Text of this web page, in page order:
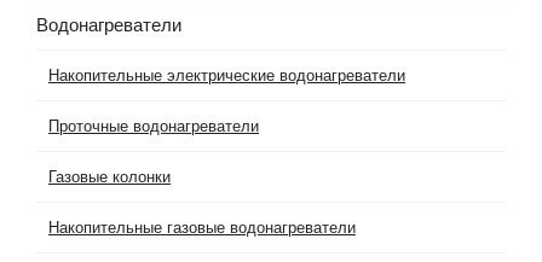
Водонагреватели
Накопительные электрические водонагреватели
Проточные водонагреватели
Газовые колонки
Накопительные газовые водонагреватели